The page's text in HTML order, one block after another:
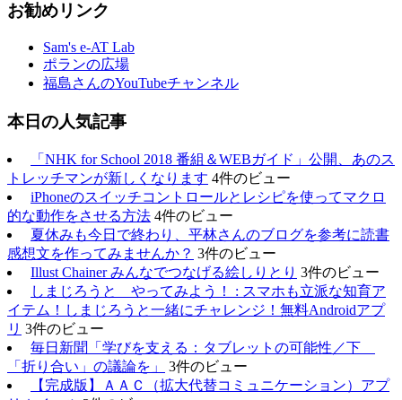
お勧めリンク
Sam's e-AT Lab
ポランの広場
福島さんのYouTubeチャンネル
本日の人気記事
「NHK for School 2018 番組＆WEBガイド」公開、あのス
トレッチマンが新しくなります 4件のビュー
iPhoneのスイッチコントロールとレシピを使ってマクロ
的な動作をさせる方法 4件のビュー
夏休みも今日で終わり、平林さんのブログを参考に読書
感想文を作ってみませんか？ 3件のビュー
Illust Chainer みんなでつなげる絵しりとり 3件のビュー
しまじろうと やってみよう！ : スマホも立派な知育ア
イテム！しまじろうと一緒にチャレンジ！無料Androidアプ
リ 3件のビュー
毎日新聞「学びを支える：タブレットの可能性／下
「折り合い」の議論を」
3件のビュー
【完成版】ＡＡＣ（拡大代替コミュニケーション）アプ